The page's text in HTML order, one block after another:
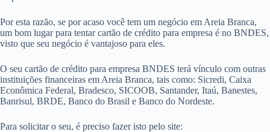
Por esta razão, se por acaso você tem um negócio em Areia Branca,
um bom lugar para tentar cartão de crédito para empresa é no BNDES,
visto que seu negócio é vantajoso para eles.
O seu cartão de crédito para empresa BNDES terá vínculo com outras
instituições financeiras em Areia Branca, tais como: Sicredi, Caixa
Econômica Federal, Bradesco, SICOOB, Santander, Itaú, Banestes,
Banrisul, BRDE, Banco do Brasil e Banco do Nordeste.
Para solicitar o seu, é preciso fazer isto pelo site: